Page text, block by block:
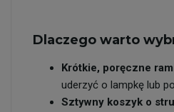
Dlaczego warto
Krótkie, poręczne
uderzyć o lampkę lub
Sztywny koszyk o